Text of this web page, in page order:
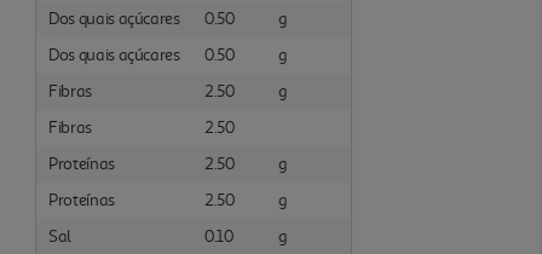
Dos quais açúcares 0.50
g
Dos quais açúcares
0.50
g
Fibras
2.50
g
Fibras
2.50
Proteínas
2.50
g
Proteínas
2.50
g
Sal
0.10
g